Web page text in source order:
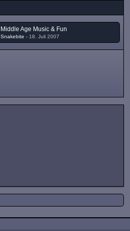
Middle Age Music & Fun
Snakebite - 18. Juli 2007